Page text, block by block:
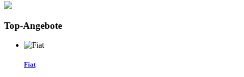
Top-Angebote
Fiat